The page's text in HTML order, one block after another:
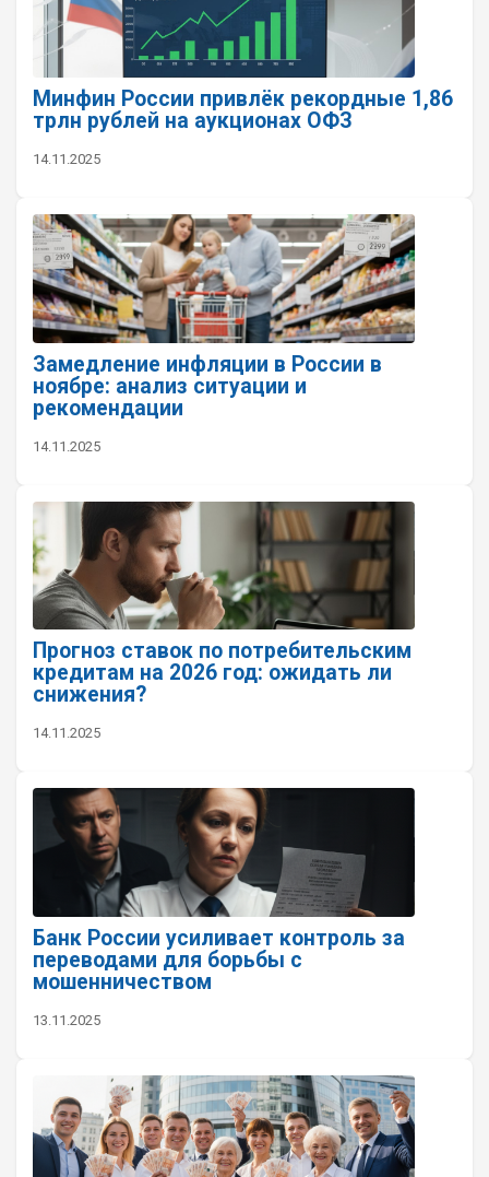
Минфин России привлёк рекордные 1,86
трлн рублей на аукционах ОФЗ
14.11.2025
Замедление инфляции в России в
ноябре: анализ ситуации и
рекомендации
14.11.2025
Прогноз ставок по потребительским
кредитам на 2026 год: ожидать ли
снижения?
14.11.2025
Банк России усиливает контроль за
переводами для борьбы с
мошенничеством
13.11.2025